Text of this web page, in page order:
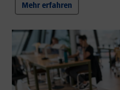
Mehr erfahren